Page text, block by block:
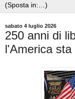
sabato 4 luglio 2026
250 anni di
l'America sta